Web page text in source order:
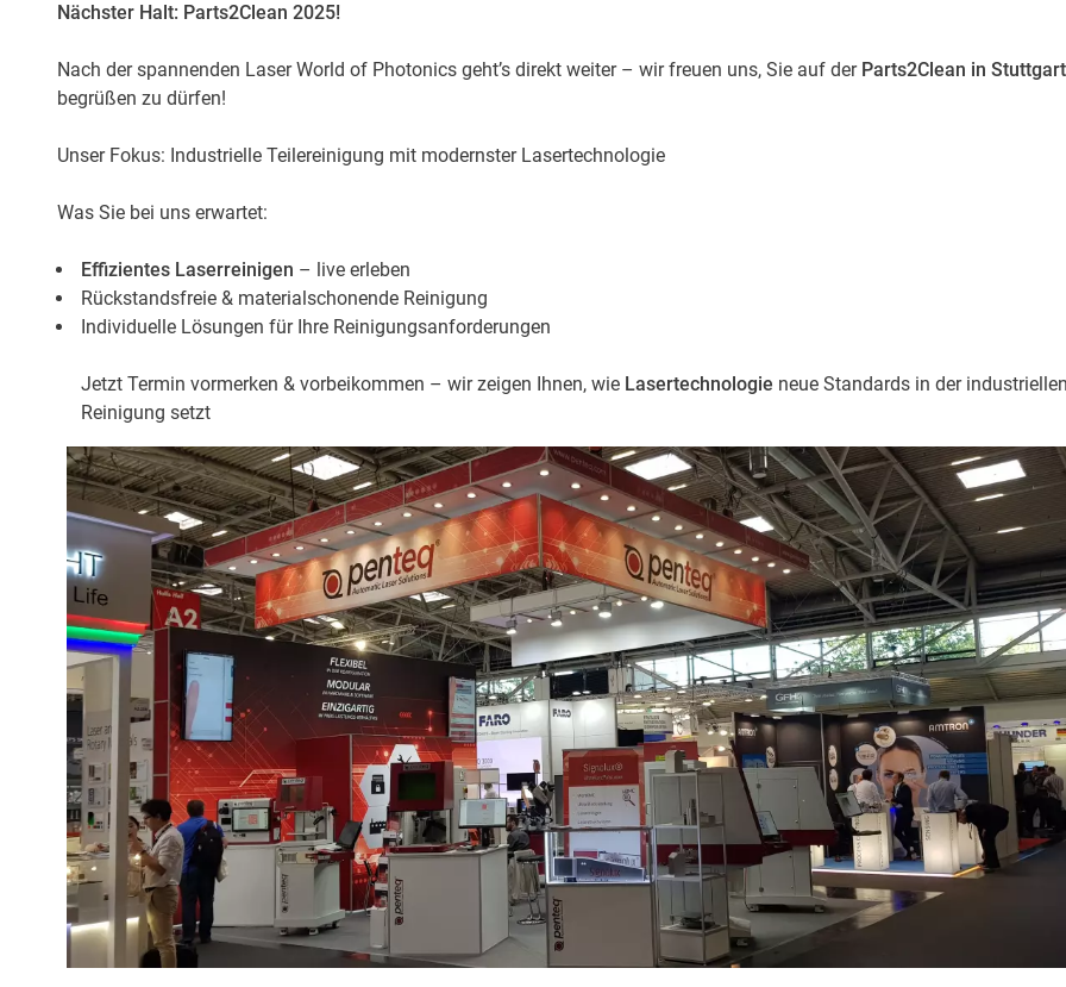
Nächster Halt: Parts2Clean 2025!
Nach der spannenden Laser World of Photonics geht’s direkt weiter – wir freuen uns, Sie auf der Parts2Clean in Stuttgart
begrüßen zu dürfen!
Unser Fokus: Industrielle Teilereinigung mit modernster Lasertechnologie
Was Sie bei uns erwartet:
Effizientes Laserreinigen – live erleben
Rückstandsfreie & materialschonende Reinigung
Individuelle Lösungen für Ihre Reinigungsanforderungen
Jetzt Termin vormerken & vorbeikommen – wir zeigen Ihnen, wie Lasertechnologie neue Standards in der
Reinigung setzt